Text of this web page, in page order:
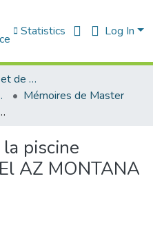
Statistics Log In
Faculté des sciences et de la technologie
Mémoires de Master
l’HOTEl AZ MONTANA
piscine
AZ MONTANA